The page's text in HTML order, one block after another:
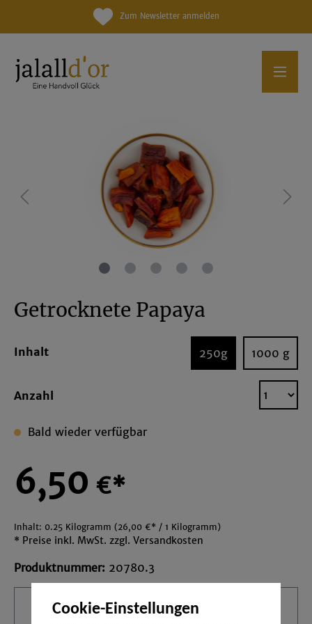
Zum Newsletter anmelden
Getrocknete Papaya
Inhalt 250g 1000 g
Anzahl
Bald wieder verfügbar
6,50 €*
Inhalt: 0.25 Kilogramm (26,00 €* / 1 Kilogramm)
* Preise inkl. MwSt. zzgl. Versandkosten
Produktnummer: 20780.3
Ihre Email
Cookie-Einstellungen